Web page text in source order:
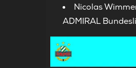
Nicolas
ADMIRAL